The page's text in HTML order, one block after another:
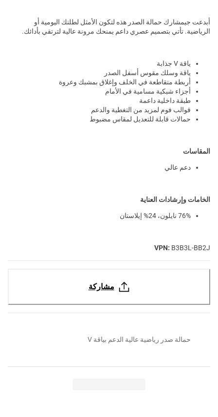
أبدعت جيمشارك حمالة الصدر هذه لتكون الأمثل لطلتك اليومية أو
الرياضية. تأتي بتصميم عصري داعم يمنحك مرونة عالية لترتقي بأدائك.
ياقة V جذابة
ياقة وسلك مقوس أسفل الصدر
أربطة متقاطعة في الخلف وإغلاق بمشبك وعروة
أجزاء شبكية مسامية في الأمام
طبقة داخلية داعمة
قوالب فوم لمزيد من التغطية والدعم
حمالات قابلة للتعديل لمقاس مضبوط
المقاسات
دعم عالي
الخامات وإرشادات العناية
76% نايلون، 24% إيلاستان
VPN: B3B3L-BB2J
مشاركة
حمالة صدر رياضية عالية الدعم بياقة V